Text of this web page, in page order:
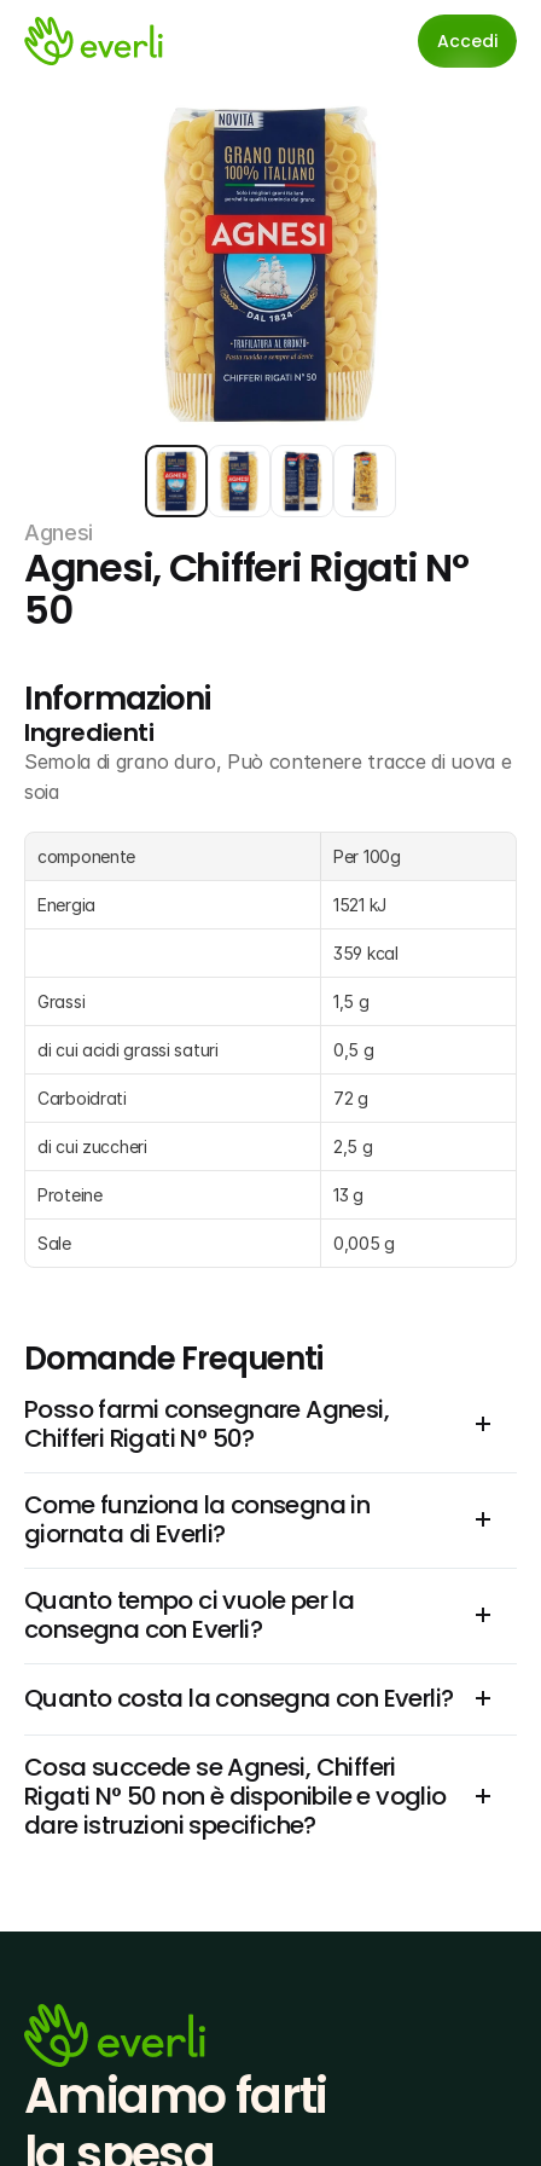
Accedi
Agnesi
Agnesi, Chifferi Rigati N°
50
Informazioni
Ingredienti
Semola di grano duro, Può contenere tracce di uova e
soia
componente Per 100g
Energia 1521 kJ
359 kcal
Grassi 1,5 g
di cui acidi grassi saturi 0,5 g
Carboidrati 72 g
di cui zuccheri 2,5 g
Proteine 13 g
Sale 0,005 g
Domande Frequenti
Posso farmi consegnare Agnesi,
Chifferi Rigati N° 50?
Come funziona la consegna in
giornata di Everli?
Quanto tempo ci vuole per la
consegna con Everli?
Quanto costa la consegna con Everli?
Cosa succede se Agnesi, Chifferi
Rigati N° 50 non è disponibile e voglio
dare istruzioni specifiche?
Amiamo farti